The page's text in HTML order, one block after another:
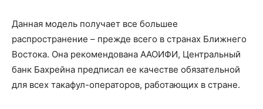
Данная модель получает все большее
распространение – прежде всего в странах Ближнего
Востока. Она рекомендована ААОИФИ, Центральный
банк Бахрейна предписал ее качестве обязательной
для всех такафул-операторов, работающих в стране.